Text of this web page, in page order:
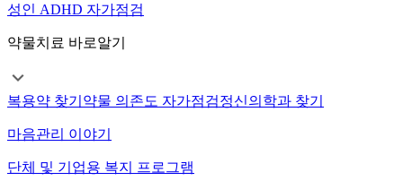
성인 ADHD 자가점검
약물치료 바로알기
복용약 찾기 약물 의존도 자가점검정신의학과 찾기
마음관리 이야기
단체 및 기업용 복지 프로그램